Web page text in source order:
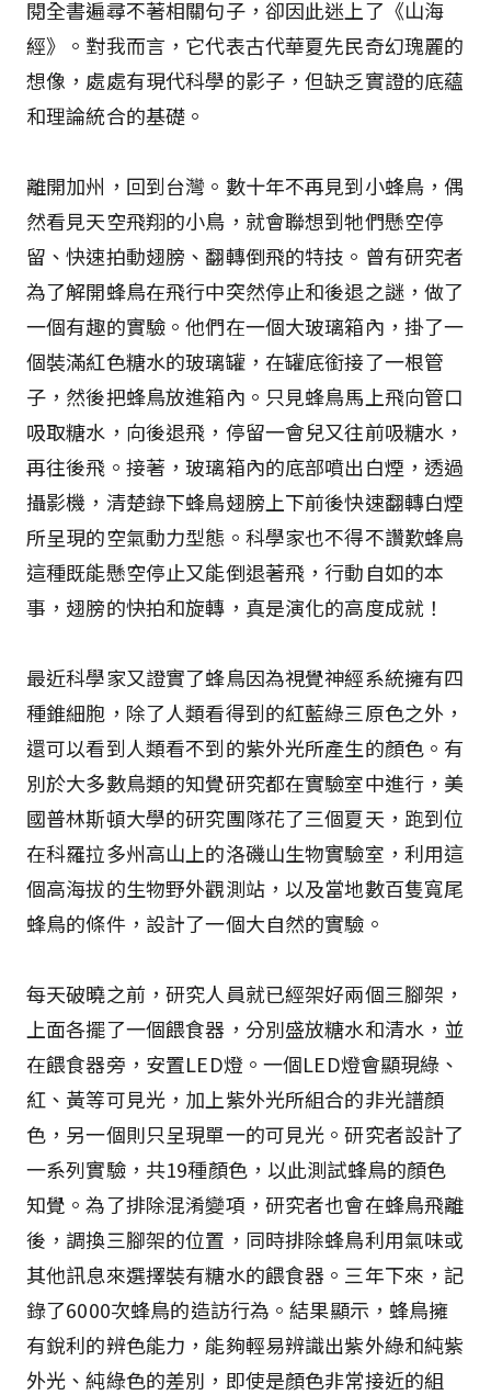
閱全書遍尋不著相關句子，卻因此迷上了《山海
經》。對我而言，它代表古代華夏先民奇幻瑰麗的
想像，處處有現代科學的影子，但缺乏實證的底蘊
和理論統合的基礎。
離開加州，回到台灣。數十年不再見到小蜂鳥，偶
然看見天空飛翔的小鳥，就會聯想到牠們懸空停
留、快速拍動翅膀、翻轉倒飛的特技。曾有研究者
為了解開蜂鳥在飛行中突然停止和後退之謎，做了
一個有趣的實驗。他們在一個大玻璃箱內，掛了一
個裝滿紅色糖水的玻璃罐，在罐底銜接了一根管
子，然後把蜂鳥放進箱內。只見蜂鳥馬上飛向管口
吸取糖水，向後退飛，停留一會兒又往前吸糖水，
再往後飛。接著，玻璃箱內的底部噴出白煙，透過
攝影機，清楚錄下蜂鳥翅膀上下前後快速翻轉白煙
所呈現的空氣動力型態。科學家也不得不讚歎蜂鳥
這種既能懸空停止又能倒退著飛，行動自如的本
事，翅膀的快拍和旋轉，真是演化的高度成就！
最近科學家又證實了蜂鳥因為視覺神經系統擁有四
種錐細胞，除了人類看得到的紅藍綠三原色之外，
還可以看到人類看不到的紫外光所產生的顏色。有
別於大多數鳥類的知覺研究都在實驗室中進行，美
國普林斯頓大學的研究團隊花了三個夏天，跑到位
在科羅拉多州高山上的洛磯山生物實驗室，利用這
個高海拔的生物野外觀測站，以及當地數百隻寬尾
蜂鳥的條件，設計了一個大自然的實驗。
每天破曉之前，研究人員就已經架好兩個三腳架，
上面各擺了一個餵食器，分別盛放糖水和清水，並
在餵食器旁，安置LED燈。一個LED燈會顯現綠、
紅、黃等可見光，加上紫外光所組合的非光譜顏
色，另一個則只呈現單一的可見光。研究者設計了
一系列實驗，共19種顏色，以此測試蜂鳥的顏色
知覺。為了排除混淆變項，研究者也會在蜂鳥飛離
後，調換三腳架的位置，同時排除蜂鳥利用氣味或
其他訊息來選擇裝有糖水的餵食器。三年下來，記
錄了6000次蜂鳥的造訪行為。結果顯示，蜂鳥擁
有銳利的辨色能力，能夠輕易辨識出紫外綠和純紫
外光、純綠色的差別，即使是顏色非常接近的組